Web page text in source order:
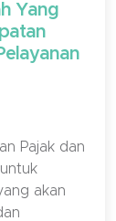
Yang
Pajak dan
akan